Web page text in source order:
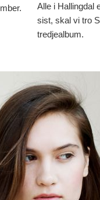
Alle i Hallingdal
sist, skal vi tro
tredjealbum.